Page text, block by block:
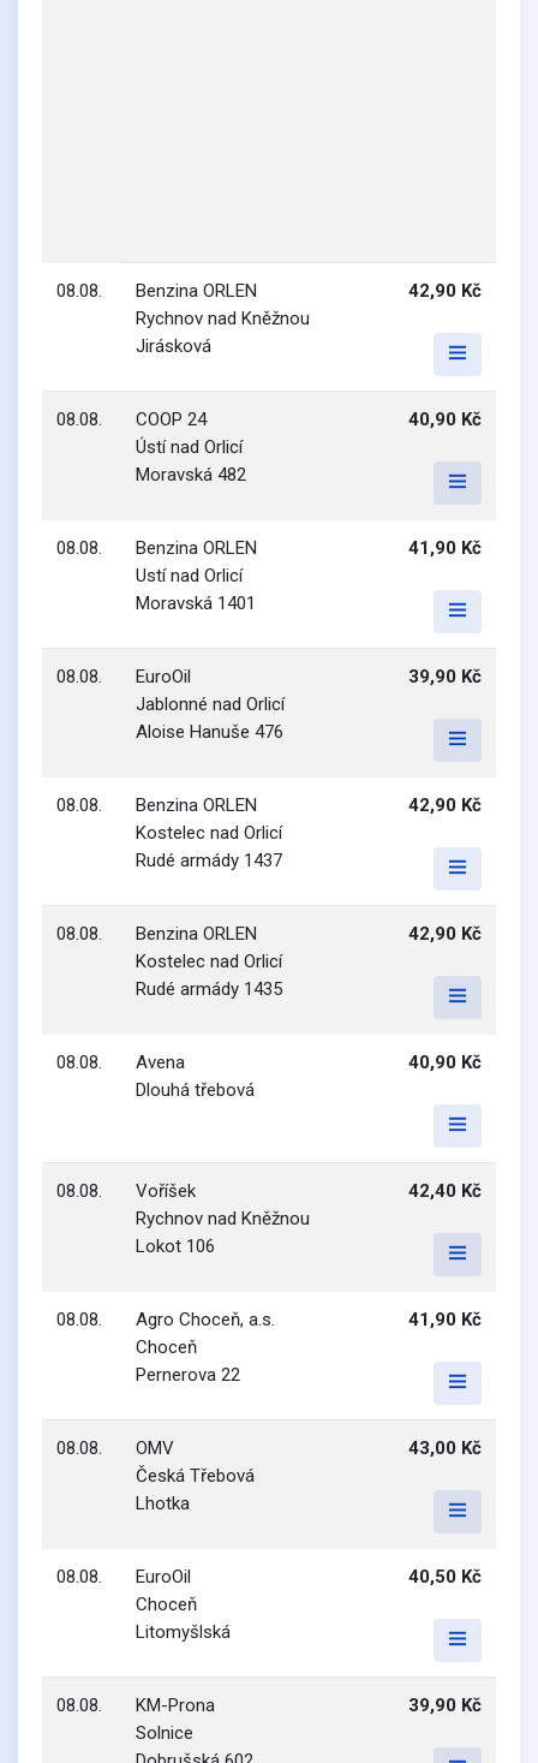
08.08.
Benzina ORLEN
Rychnov nad Kněžnou
Jirásková
42,90 Kč
08.08.
COOP 24
Ústí nad Orlicí
Moravská 482
40,90 Kč
08.08.
Benzina ORLEN
Ustí nad Orlicí
Moravská 1401
41,90 Kč
08.08.
EuroOil
Jablonné nad Orlicí
Aloise Hanuše 476
39,90 Kč
08.08.
Benzina ORLEN
Kostelec nad Orlicí
Rudé armády 1437
42,90 Kč
08.08.
Benzina ORLEN
Kostelec nad Orlicí
Rudé armády 1435
42,90 Kč
08.08.
Avena
Dlouhá třebová
40,90 Kč
08.08.
Voříšek
Rychnov nad Kněžnou
Lokot 106
42,40 Kč
08.08.
Agro Choceň, a.s.
Choceň
Pernerova 22
41,90 Kč
08.08.
OMV
Česká Třebová
Lhotka
43,00 Kč
08.08.
EuroOil
Choceň
Litomyšlská
40,50 Kč
08.08.
KM-Prona
Solnice
39,90 Kč